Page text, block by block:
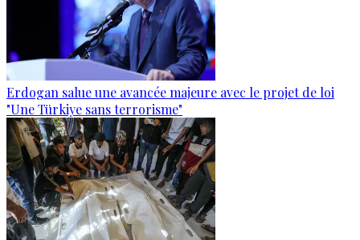
Erdogan salue une avancée majeure avec le projet de loi
"Une Türkiye sans terrorisme"